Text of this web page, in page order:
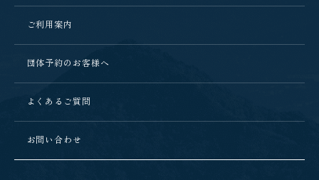
ご利用案内
団体予約のお客様へ
よくあるご質問
お問い合わせ